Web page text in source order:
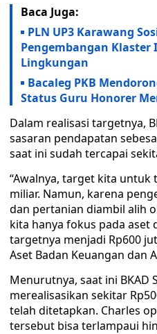
Baca Juga:
PLN UP3 Karawang
Pengembangan Klaster
Lingkungan
Bacaleg PKB
Status Guru Honorer
Dalam realisasi targetnya,
sasaran pendapatan
saat ini sudah tercapai
“Awalnya, target kita untuk
miliar. Namun, karena
dan pertanian diambil alih
kita hanya fokus pada aset
targetnya menjadi Rp600
Aset Badan Keuangan dan
Menurutnya, saat ini BKAD
merealisasikan sekitar
telah ditetapkan. Charles
tersebut bisa terlampaui